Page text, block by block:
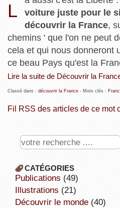
L
voiture juste pour le
découvrir la France,
chemins ' que l'on ne peut
cela et qui nous donneront
ce beau Pays qu'est la
Lire la suite de Découvrir la
Classé dans : découvrir la France- Mots clés :
Fil RSS des articles de ce mot
CATÉGORIES
publications (49)
illustrations (21)
découvrir le monde(40)